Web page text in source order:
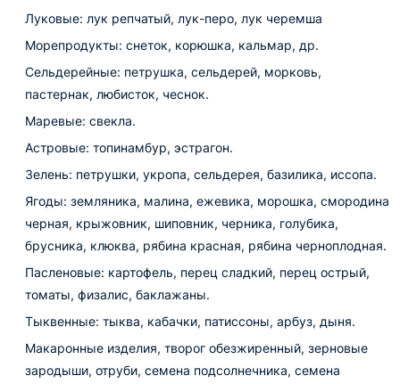
Луковые: лук репчатый, лук-перо, лук черемша
Морепродукты: снеток, корюшка, кальмар, др.
Сельдерейные: петрушка, сельдерей, морковь,
пастернак, любисток, чеснок.
Маревые: свекла.
Астровые: топинамбур, эстрагон.
Зелень: петрушки, укропа, сельдерея, базилика, иссопа.
Ягоды: земляника, малина, ежевика, морошка, смородина
черная, крыжовник, шиповник, черника, голубика,
брусника, клюква, рябина красная, рябина черноплодная.
Пасленовые: картофель, перец сладкий, перец острый,
томаты, физалис, баклажаны.
Тыквенные: тыква, кабачки, патиссоны, арбуз, дыня.
Макаронные изделия, творог обезжиренный, зерновые
зародыши, отруби, семена подсолнечника, семена